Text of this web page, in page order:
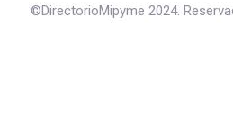
©DirectorioMipyme 2024.